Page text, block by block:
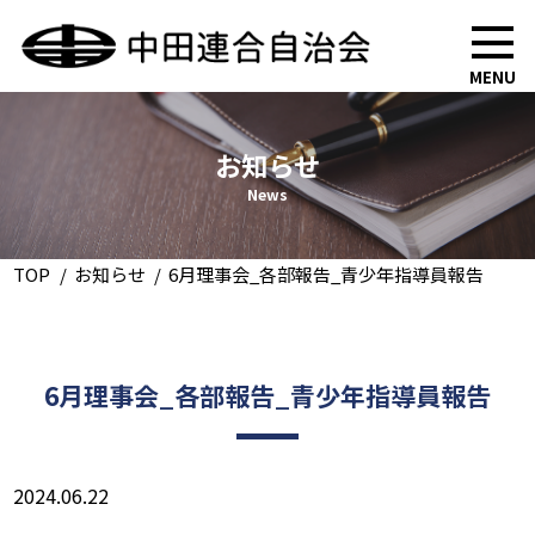
MENU
お知らせ
News
TOP お知らせ 6月理事会_各部報告_青少年指導員報告
6月理事会_各部報告_青少年指導員報告
2024.06.22